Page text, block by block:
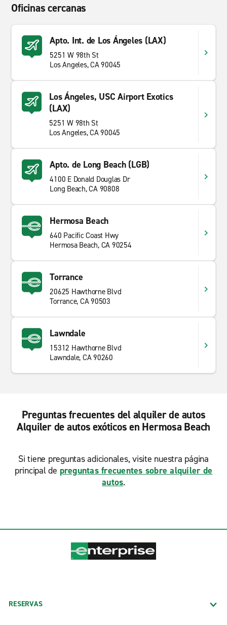
Oficinas cercanas
Apto. Int. de Los Ángeles (LAX)
5251 W 98th St
Los Angeles, CA 90045
Los Ángeles, USC Airport Exotics
(LAX)
5251 W 98th St
Los Angeles, CA 90045
Apto. de Long Beach (LGB)
4100 E Donald Douglas Dr
Long Beach, CA 90808
Hermosa Beach
640 Pacific Coast Hwy
Hermosa Beach, CA 90254
Torrance
20625 Hawthorne Blvd
Torrance, CA 90503
Lawndale
15312 Hawthorne Blvd
Lawndale, CA 90260
Preguntas frecuentes del alquiler de autos
Alquiler de autos exóticos en Hermosa Beach
Si tiene preguntas adicionales, visite nuestra página
principal de preguntas frecuentes sobre alquiler de
autos.
RESERVAS